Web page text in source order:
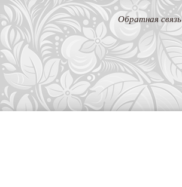
Обратная связь